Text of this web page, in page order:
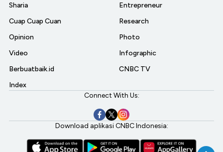
Sharia
Cuap Cuap Cuan
Opinion
Video
Berbuatbaik.id
Index
Entrepreneur
Research
Photo
Infographic
CNBC TV
Connect With Us:
Download aplikasi CNBC Indonesia: